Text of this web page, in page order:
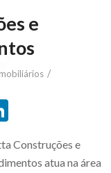
e
/
Construções e
atua na área